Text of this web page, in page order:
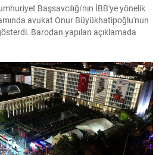
Başsavcılığı'nın İBB'ye yönelik
avukat Onur Büyükhatipoğlu'nun
Barodan yapılan açıklamada